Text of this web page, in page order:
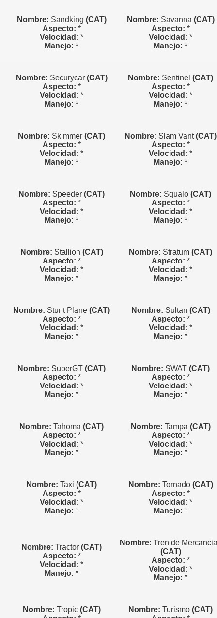
Nombre: Sandking (CAT)
Aspecto: *
Velocidad: *
Manejo: *
Nombre: Savanna (CAT)
Aspecto: *
Velocidad: *
Manejo: *
Nombre: Securycar (CAT)
Aspecto: *
Velocidad: *
Manejo: *
Nombre: Sentinel (CAT)
Aspecto: *
Velocidad: *
Manejo: *
Nombre: Skimmer (CAT)
Aspecto: *
Velocidad: *
Manejo: *
Nombre: Slam Vant(CAT)
Aspecto: *
Velocidad: *
Manejo: *
Nombre: Speeder (CAT)
Aspecto: *
Velocidad: *
Manejo: *
Nombre: Squalo (CAT)
Aspecto: *
Velocidad: *
Manejo: *
Nombre: Stallion (CAT)
Aspecto: *
Velocidad: *
Manejo: *
Nombre: Stratum (CAT)
Aspecto: *
Velocidad: *
Manejo: *
Nombre: Stunt Plane (CAT)
Aspecto: *
Velocidad: *
Manejo: *
Nombre: Sultan (CAT)
Aspecto: *
Velocidad: *
Manejo: *
Nombre: SuperGT (CAT)
Aspecto: *
Velocidad: *
Manejo: *
Nombre: SWAT (CAT)
Aspecto: *
Velocidad: *
Manejo: *
Nombre: Tahoma (CAT)
Aspecto: *
Velocidad: *
Manejo: *
Nombre: Tampa (CAT)
Aspecto: *
Velocidad: *
Manejo: *
Nombre: Taxi (CAT)
Aspecto: *
Velocidad: *
Manejo: *
Nombre: Tornado (CAT)
Aspecto: *
Velocidad: *
Manejo: *
Nombre: Tractor (CAT)
Aspecto: *
Velocidad: *
Manejo: *
Nombre: Tren de
(CAT)
Aspecto: *
Velocidad: *
Manejo: *
Nombre: Tropic (CAT)
Nombre: Turismo (CAT)